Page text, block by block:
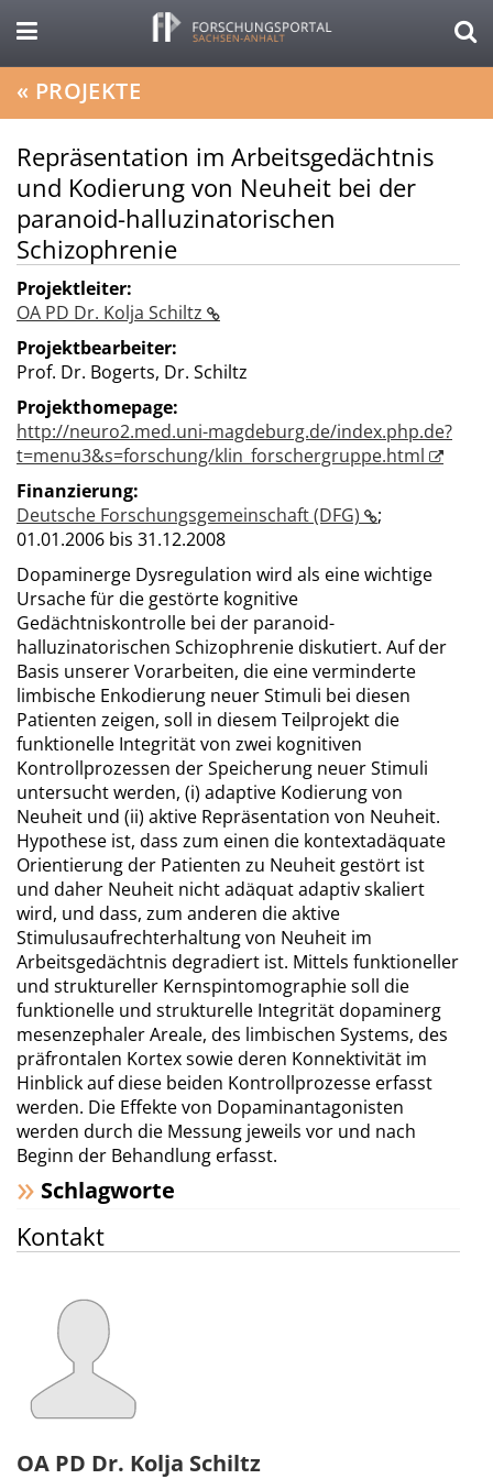
« PROJEKTE
Repräsentation im Arbeitsgedächtnis
und Kodierung von Neuheit bei der
paranoid-halluzinatorischen
Schizophrenie
Projektleiter:
OA PD Dr. Kolja Schiltz
Projektbearbeiter:
Prof. Dr. Bogerts, Dr. Schiltz
Projekthomepage:
http://neuro2.med.uni-magdeburg.de/index.php.de?
t=menu3&s=forschung/klin_forschergruppe.html
Finanzierung:
Deutsche Forschungsgemeinschaft (DFG)
;
01.01.2006 bis 31.12.2008
Dopaminerge Dysregulation wird als eine wichtige
Ursache für die gestörte kognitive
Gedächtniskontrolle bei der paranoid-
halluzinatorischen Schizophrenie diskutiert. Auf der
Basis unserer Vorarbeiten, die eine verminderte
limbische Enkodierung neuer Stimuli bei diesen
Patienten zeigen, soll in diesem Teilprojekt die
funktionelle Integrität von zwei kognitiven
Kontrollprozessen der Speicherung neuer Stimuli
untersucht werden, (i) adaptive Kodierung von
Neuheit und (ii) aktive Repräsentation von Neuheit.
Hypothese ist, dass zum einen die kontextadäquate
Orientierung der Patienten zu Neuheit gestört ist
und daher Neuheit nicht adäquat adaptiv skaliert
wird, und dass, zum anderen die aktive
Stimulusaufrechterhaltung von Neuheit im
Arbeitsgedächtnis degradiert ist. Mittels funktioneller
und struktureller Kernspintomographie soll die
funktionelle und strukturelle Integrität dopaminerg
mesenzephaler Areale, des limbischen Systems, des
präfrontalen Kortex sowie deren Konnektivität im
Hinblick auf diese beiden Kontrollprozesse erfasst
werden. Die Effekte von Dopaminantagonisten
werden durch die Messung jeweils vor und nach
Beginn der Behandlung erfasst.
Schlagworte
Kontakt
OA PD Dr. Kolja Schiltz